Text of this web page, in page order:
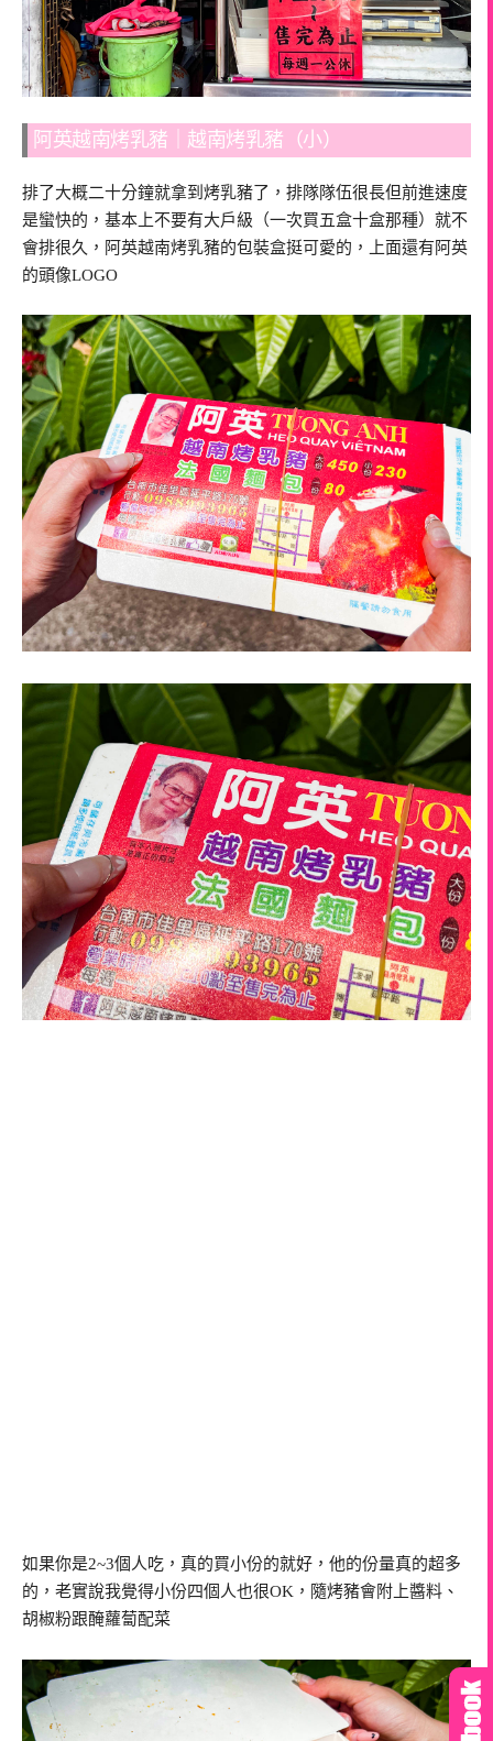
阿英越南烤乳豬｜越南烤乳豬（小）
排了大概二十分鐘就拿到烤乳豬了，排隊隊伍很長但前進速度
是蠻快的，基本上不要有大戶級（一次買五盒十盒那種）就不
會排很久，阿英越南烤乳豬的包裝盒挺可愛的，上面還有阿英
的頭像LOGO
如果你是2~3個人吃，真的買小份的就好，他的份量真的超多
的，老實說我覺得小份四個人也很OK，隨烤豬會附上醬料、
胡椒粉跟醃蘿蔔配菜